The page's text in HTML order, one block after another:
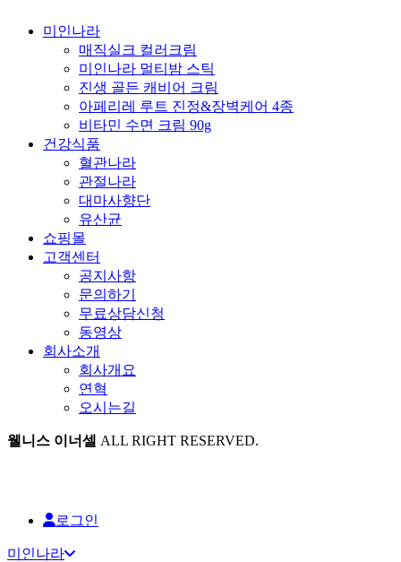
미인나라
매직실크 컬러크림
미인나라 멀티밤 스틱
진생 골든 캐비어 크림
아페리레 루트 진정&장벽케어 4종
비타민 수면 크림 90g
건강식품
혈관나라
관절나라
대마사향단
유산균
쇼핑몰
고객센터
공지사항
문의하기
무료상담신청
동영상
회사소개
회사개요
연혁
오시는길
웰니스 이너셀 ALL RIGHT RESERVED.
로그인
미인나라